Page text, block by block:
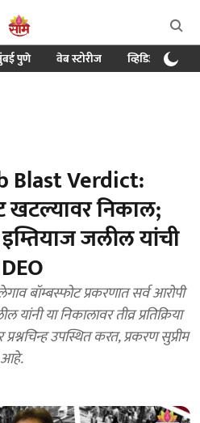
पुणे वेब स्टोरीज व्हिडिओ
Blast Verdict:
खटल्यावर निकाल;
इम्तियाज जलील यांची
बॉम्बस्फोट प्रकरणात सर्व आरोपी
या निकालावर तीव्र प्रतिक्रिया
उपस्थित करत, प्रकरण सुप्रीम
आहे.